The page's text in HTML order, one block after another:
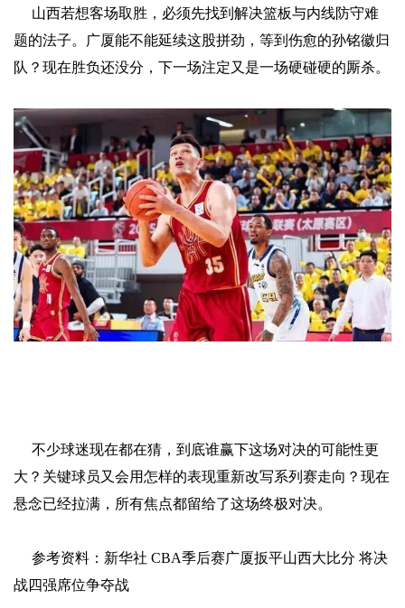
山西若想客场取胜，必须先找到解决篮板与内线防守难
题的法子。广厦能不能延续这股拼劲，等到伤愈的孙铭徽归
队？现在胜负还没分，下一场注定又是一场硬碰硬的厮杀。
不少球迷现在都在猜，到底谁赢下这场对决的可能性更
大？关键球员又会用怎样的表现重新改写系列赛走向？现在
悬念已经拉满，所有焦点都留给了这场终极对决。
参考资料：新华社 CBA季后赛广厦扳平山西大比分 将决
战四强席位争夺战